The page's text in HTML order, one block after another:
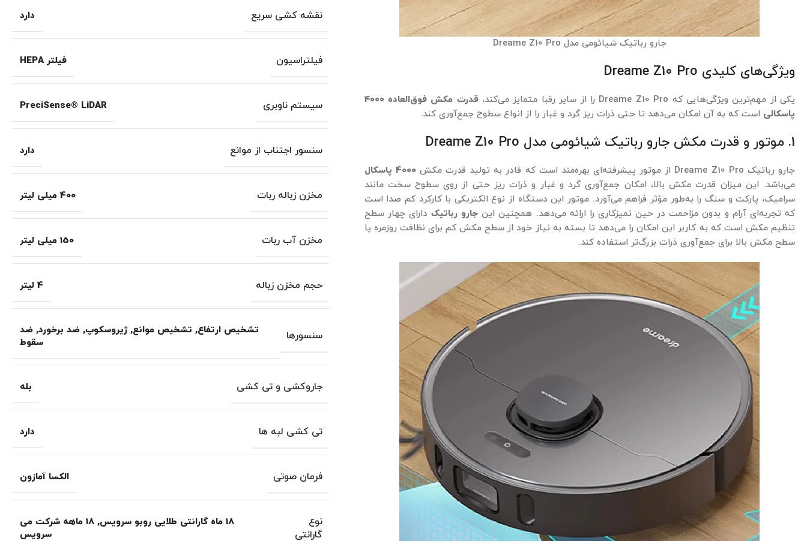
جارو رباتیک شیائومی مدل Dreame Z10 Pro
ویژگی‌های کلیدی Dreame Z10 Pro
یکی از مهم‌ترین ویژگی‌هایی که Dreame Z10 Pro را از سایر رقبا متمایز می‌کند،
قدرت مکش فوق‌العاده ۴۰۰۰
پاسکالی است که به آن امکان می‌دهد تا حتی ذرات ریز گرد و غبار را از انواع سطوح جمع‌آوری کند.
1. موتور و قدرت مکش جارو رباتیک شیائومی مدل Dreame Z10 Pro
جارو رباتیک Dreame Z10 Pro از موتور پیشرفته‌ای بهره‌مند است که قادر به تولید قدرت مکش
4000 پاسکال
می‌باشد. این میزان قدرت مکش بالا، امکان جمع‌آوری گرد و غبار و ذرات ریز حتی از روی سطوح سخت مانند
سرامیک، پارکت و سنگ را به‌طور مؤثر فراهم می‌آورد. موتور این دستگاه از نوع الکتریکی با کارکرد کم صدا است
که تجربه‌ای آرام و بدون مزاحمت در حین تمیزکاری را ارائه می‌دهد. همچنین این جارو رباتیک دارای چهار سطح
تنظیم مکش است که به کاربر این امکان را می‌دهد تا بسته به نیاز خود از سطح مکش کم برای نظافت روزمره یا
سطح مکش بالا برای جمع‌آوری ذرات بزرگ‌تر استفاده کند.
نقشه کشی سریع دارد
فیلتراسیون فیلتر HEPA
سیستم ناوبری PreciSense® LiDAR
سنسور اجتناب از موانع دارد
مخزن زباله ربات 400 میلی لیتر
مخزن آب ربات 150 میلی لیتر
حجم مخزن زباله 4 لیتر
سنسورها تشخیص ارتفاع, تشخیص موانع,ژیروسکوپ,ضد برخورد,ضد
سقوط
جاروکشی و تی کشی بله
تی کشی لبه ها دارد
فرمان صوتی الکسا آمازون
نوع
گارانتی
18 ماه گارانتی طلایی روبو سرویس ,
18 ماهه شرکت می
سرویس